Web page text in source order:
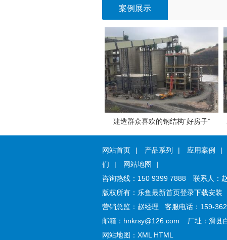
案例展示
建造群众喜欢的钢结构“好房子”
网站首页 | 产品系列 | 应用案例 |
们
| 网站地图
|
咨询热线： 150 9399 7888 联系人：
版权所有： 乐鱼最新首页登录下载安装
营销总监： 赵经理 客服电话： 159-
邮箱： hnkrsy@126.com 厂址： 滑县
网站地图： XML HTML